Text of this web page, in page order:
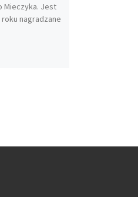
Mieczyka. Jest
nagradzane